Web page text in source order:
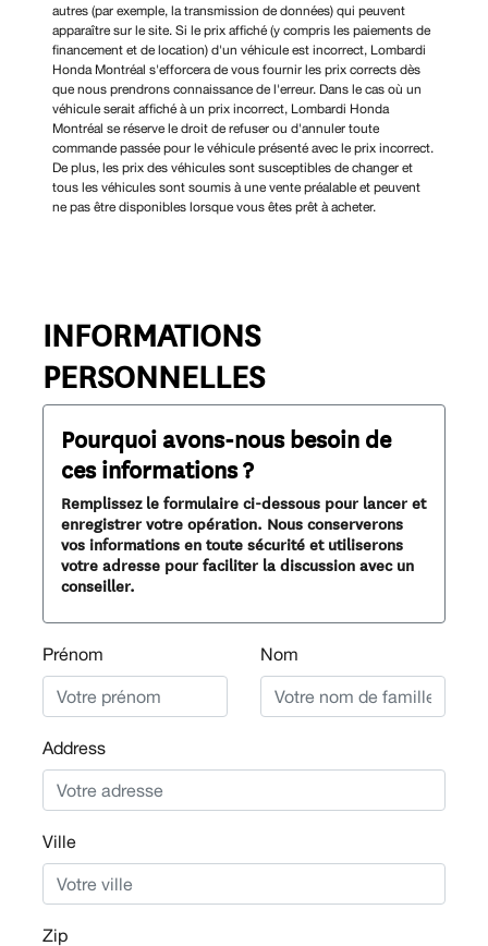
autres (par exemple, la transmission de données) qui peuvent
apparaître sur le site. Si le prix affiché (y compris les paiements de
financement et de location) d'un véhicule est incorrect, Lombardi
Honda Montréal s'efforcera de vous fournir les prix corrects dès
que nous prendrons connaissance de l'erreur. Dans le cas où un
véhicule serait affiché à un prix incorrect, Lombardi Honda
Montréal se réserve le droit de refuser ou d'annuler toute
commande passée pour le véhicule présenté avec le prix incorrect.
De plus, les prix des véhicules sont susceptibles de changer et
tous les véhicules sont soumis à une vente préalable et peuvent
ne pas être disponibles lorsque vous êtes prêt à acheter.
INFORMATIONS
PERSONNELLES
Pourquoi avons-nous besoin de
ces informations ?
Remplissez le formulaire ci-dessous pour lancer et
enregistrer votre opération. Nous conserverons
vos informations en toute sécurité et utiliserons
votre adresse pour faciliter la discussion avec un
conseiller.
Prénom Nom
Address
Ville
Zip